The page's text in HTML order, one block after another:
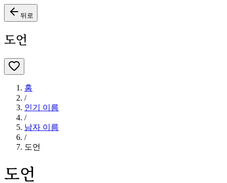
뒤로
도언
홈
/
인기 이름
/
남자 이름
/
도언
도언